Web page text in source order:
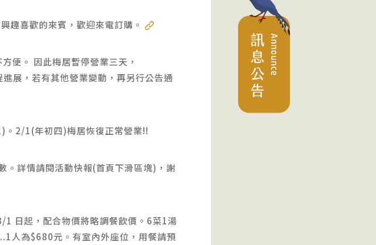
趣喜歡的來賓，歡迎來電訂購。
便。 因此梅居暫停營業三天，
展，若有其他營業變動，再另行公告通
2/1(年初四)梅居恢復正常營業!!
。詳情請閱活動快報(首頁下滑區塊)，謝
日起，配合物價將略調餐飲價。6菜1湯
人為$680元。有室內外座位，用餐請預